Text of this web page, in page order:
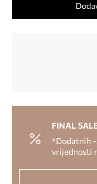
FINAL
*Dodatnih -
vrijednosti